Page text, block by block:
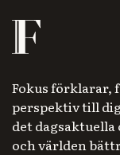
Fokus förklarar,
perspektiv till
det
och världen